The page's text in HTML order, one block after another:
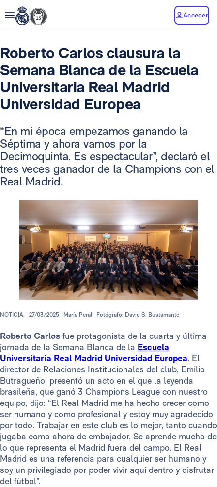
Acceder
Roberto Carlos clausura la
Semana Blanca de la Escuela
Universitaria Real Madrid
Universidad Europea
“En mi época empezamos ganando la
Séptima y ahora vamos por la
Decimoquinta. Es espectacular”, declaró el
tres veces ganador de la Champions con el
Real Madrid.
NOTICIA. 27/03/2025 María Peral Fotógrafo: David S. Bustamante
Roberto Carlos fue protagonista de la cuarta y última
jornada de la Semana Blanca de la Escuela
Universitaria Real Madrid Universidad Europea. El
director de Relaciones Institucionales del club, Emilio
Butragueño, presentó un acto en el que la leyenda
brasileña, que ganó 3 Champions League con nuestro
equipo, dijo: “El Real Madrid me ha hecho crecer como
ser humano y como profesional y estoy muy agradecido
por todo. Trabajar en este club es lo mejor, tanto cuando
jugaba como ahora de embajador. Se aprende mucho de
lo que representa el Madrid fuera del campo. El Real
Madrid es una referencia para cualquier ser humano y
soy un privilegiado por poder vivir aquí dentro y disfrutar
del fútbol”.